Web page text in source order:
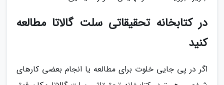
در کتابخانه تحقیقاتی سلت گالاتا مطالعه
کنید
اگر در پی جایی خلوت برای مطالعه یا انجام بعضی کارهای